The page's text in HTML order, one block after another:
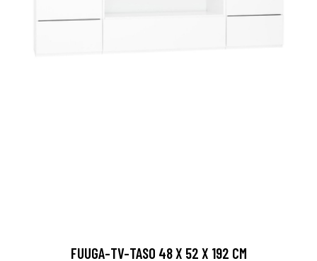
FUUGA-TV-TASO 48 X 52 X 192 CM